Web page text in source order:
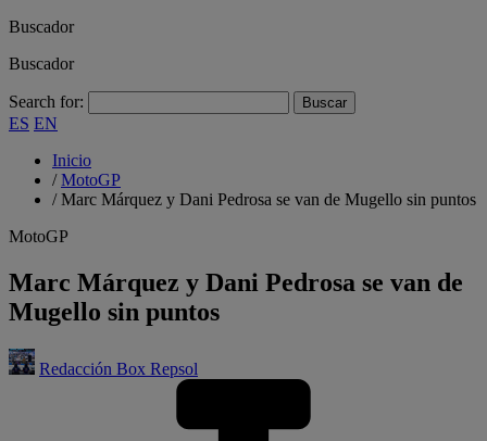
Buscador
Buscador
Search for:
ES EN
Inicio
/MotoGP
/Marc Márquez y Dani Pedrosa se van de Mugello sin puntos
MotoGP
Marc Márquez y Dani Pedrosa se van de
Mugello sin puntos
Redacción Box Repsol